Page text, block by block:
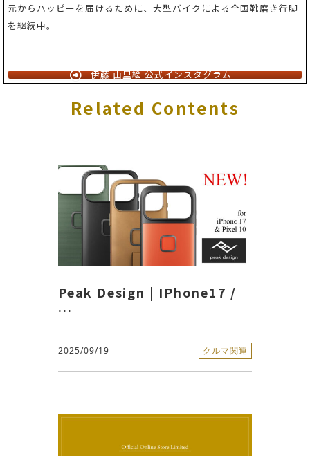
元からハッピーを届けるために、大型バイクによる全国靴磨き行脚
を継続中。
伊藤 由里絵 公式インスタグラム
Related Contents
Peak Design | IPhone17 /
...
2025/09/19 クルマ関連